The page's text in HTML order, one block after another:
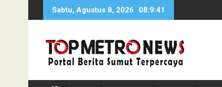
Sabtu, Agustus 8, 2026 08:9:42